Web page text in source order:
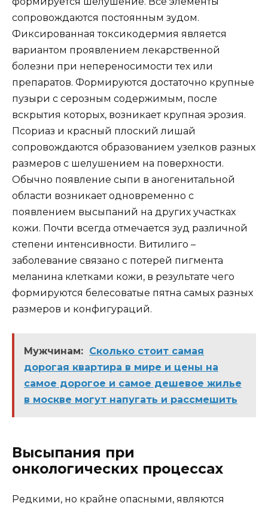
сопровождаются постоянным зудом.
Фиксированная токсикодермия является
вариантом проявлением лекарственной
болезни при непереносимости тех или
препаратов. Формируются достаточно крупные
пузыри с серозным содержимым, после
вскрытия которых, возникает крупная эрозия.
Псориаз и красный плоский лишай
сопровождаются образованием узелков разных
размеров с шелушением на поверхности.
Обычно появление сыпи в аногенитальной
области возникает одновременно с
появлением высыпаний на других участках
кожи. Почти всегда отмечается зуд различной
степени интенсивности. Витилиго –
заболевание связано с потерей пигмента
меланина клетками кожи, в результате чего
формируются белесоватые пятна самых разных
размеров и конфигураций.
Мужчинам: Сколько стоит самая
дорогая квартира в мире и цены на
самое дорогое и самое дешевое жилье
в москве могут напугать и рассмешить
Высыпания при
онкологических процессах
Редкими, но крайне опасными, являются